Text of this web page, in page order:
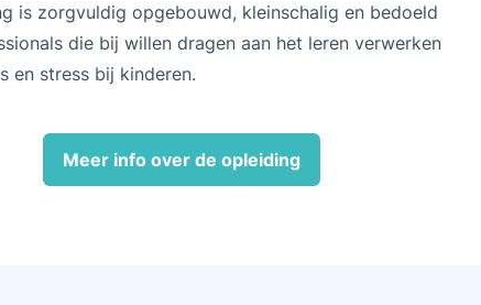
is zorgvuldig opgebouwd, kleinschalig en bedoeld
die bij willen dragen aan het leren verwerken
en stress bij kinderen.
Meer info over de opleiding